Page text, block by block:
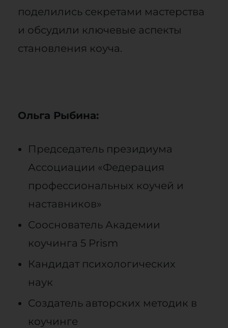
поделились секретами мастерства
и обсудили ключевые аспекты
становления коуча.
Ольга Рыбина:
Председатель президиума
Ассоциации «Федерация
профессиональных коучей и
наставников»
Сооснователь Академии
коучинга 5 Prism
Кандидат психологических
наук
Создатель авторских методик в
коучинге